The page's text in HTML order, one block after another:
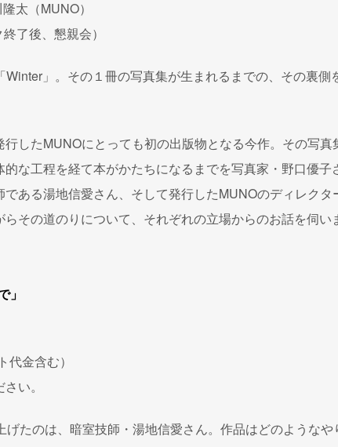
太（MUNO）
了後、懇親会）
」。その１冊の写真集が生まれるまでの、その裏側
したMUNOにとっても初の出版物となる今作。その写真
な工程を経て本がかたちになるまでを写真家・野口優子
ある湯地信愛さん、そして発行したMUNOのディレクタ
その道のりについて、それぞれの立場からのお話を伺い
」
金含む）
い。
たのは、暗室技師・湯地信愛さん。作品はどのようなや